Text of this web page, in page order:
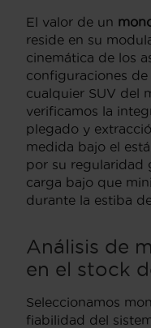
El valor de un
reside en su
cinemática de los
configuraciones
cualquier SUV del
verificamos la
plegado y
medida bajo el
por su regularidad
carga bajo que
durante la estiba
Análisis de
en el stock
Seleccionamos
fiabilidad del